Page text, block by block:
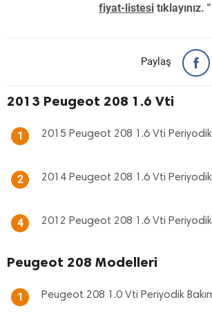
fiyat-listesi tıklayınız. "
Paylaş
2013 Peugeot 208 1.6 Vti
1 2015 Peugeot 208 1.6 Vti Periyodik
2 2014 Peugeot 208 1.6 Vti Periyodik
4 2012 Peugeot 208 1.6 Vti Periyodik
Peugeot 208 Modelleri
1 Peugeot 208 1.0 Vti Periyodik